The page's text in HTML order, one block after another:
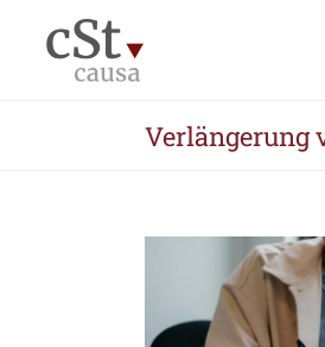
Inhalt
springen
Verlängerung